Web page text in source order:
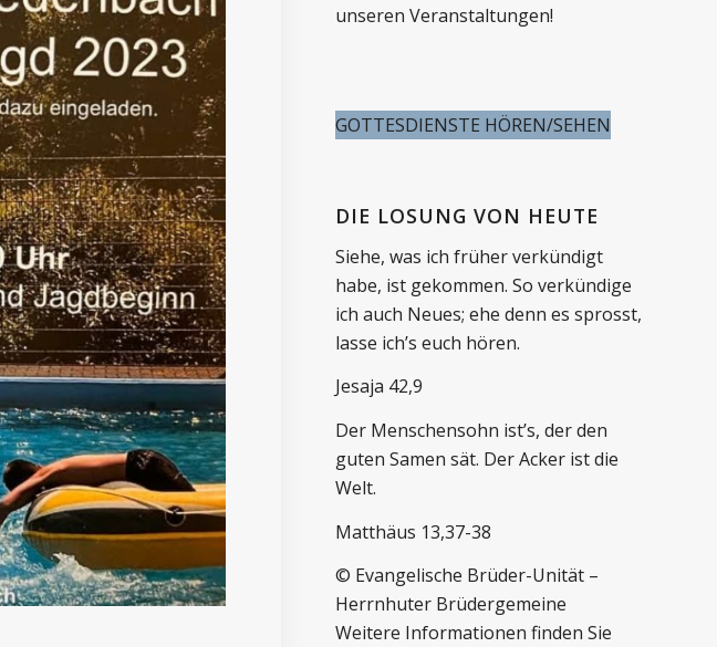
unseren Veranstaltungen!
GOTTESDIENSTE HÖREN/SEHEN
DIE LOSUNG VON HEUTE
Siehe, was ich früher verkündigt
habe, ist gekommen. So verkündige
ich auch Neues; ehe denn es sprosst,
lasse ich’s euch hören.
Jesaja 42,9
Der Menschensohn ist’s, der den
guten Samen sät. Der Acker ist die
Welt.
Matthäus 13,37-38
© Evangelische Brüder-Unität –
Herrnhuter Brüdergemeine
Weitere Informationen finden Sie